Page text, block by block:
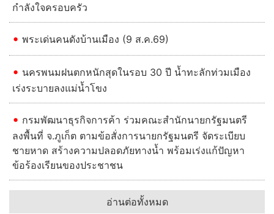
กำลังใจครอบครัว
พระเด่นคนดังบ้านเมือง (9 ส.ค.69)
นครพนมฝนตกหนักสุดในรอบ 30 ปี น้ำทะลักท่วมเมือง
เร่งระบายลงแม่น้ำโขง
กรมพัฒนาธุรกิจการค้า ร่วมคณะสำนักนายกรัฐมนตรี
ลงพื้นที่ จ.ภูเก็ต ตามข้อสั่งการนายกรัฐมนตรี จัดระเบียบ
ชายหาด สร้างความปลอดภัยทางน้ำ พร้อมเร่งแก้ปัญหา
ข้อร้องเรียนของประชาชน
อ่านต่อทั้งหมด